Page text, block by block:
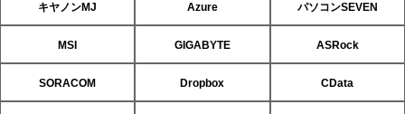
キヤノンMJ Azure パソコンSEVEN
MSI GIGABYTE ASRock
SORACOM Dropbox CData